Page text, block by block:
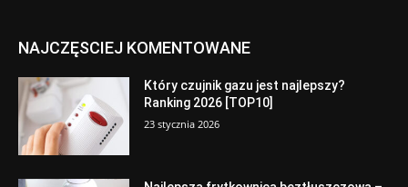
NAJCZĘSCIEJ KOMENTOWANE
Który czujnik gazu jest najlepszy?
Ranking 2026 [TOP10]
23 stycznia 2026